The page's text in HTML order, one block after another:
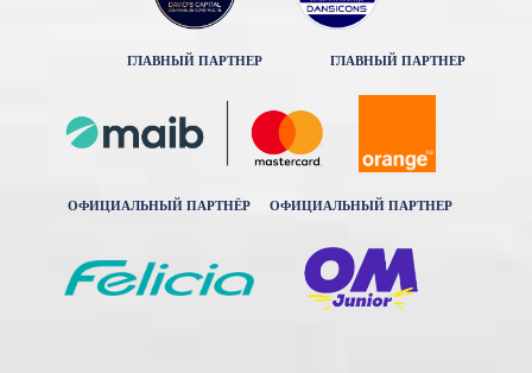
ГЛАВНЫЙ ПАРТНЕР ГЛАВНЫЙ ПАРТНЕР
ОФИЦИАЛЬНЫЙ ПАРТНЁР ОФИЦИАЛЬНЫЙ ПАРТНЕР